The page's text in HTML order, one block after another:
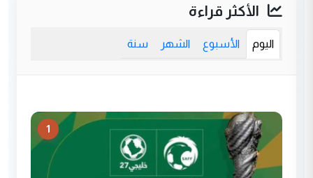
الأكثر قراءة
اليوم الأسبوع الشهر سنة
1